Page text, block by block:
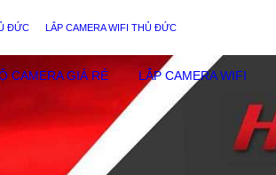
ĐỨC LẮP CAMERA WIFI THỦ ĐỨC
CAMERA GIÁ RẺ LẮP CAMERA WIFI